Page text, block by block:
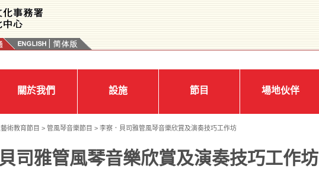
關於我們 設施 節目 場地伙伴
術教育節目 > 管風琴音樂節目 > 李察．貝司雅管風琴音樂欣賞及演奏技巧工作坊
司雅管風琴音樂欣賞及演奏技巧工作坊